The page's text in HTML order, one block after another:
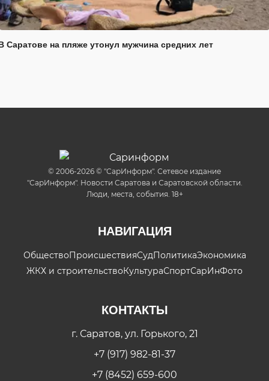
Саратове на пляже утонул мужчина средних лет
© 2006-2026 © "СарИнформ". Сетевое издание
"СарИнформ". Новости Саратова и Саратовской области.
Люди, места, события. 18+
НАВИГАЦИЯ
ОбществоПроисшествияСудПолитикаЭкономика
ЖКХ и строительствоКультураСпортСарИнФото
КОНТАКТЫ
г. Саратов, ул. Горького, 21
+7 (917) 982-81-37
+7 (8452) 659-600